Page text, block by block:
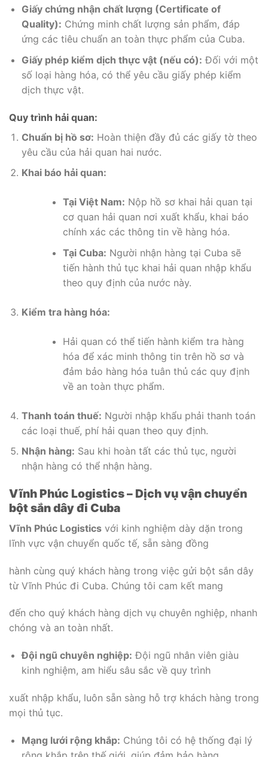
Giấy chứng nhận chất lượng (Certificate of
Quality): Chứng minh chất lượng sản phẩm, đáp
ứng các tiêu chuẩn an toàn thực phẩm của Cuba.
Giấy phép kiểm dịch thực vật (nếu có): Đối với một
số loại hàng hóa, có thể yêu cầu giấy phép kiểm
dịch thực vật.
Quy trình hải quan:
Chuẩn bị hồ sơ: Hoàn thiện đầy đủ các giấy tờ theo
yêu cầu của hải quan hai nước.
Khai báo hải quan:
Tại Việt Nam: Nộp hồ sơ khai hải quan tại
cơ quan hải quan nơi xuất khẩu, khai báo
chính xác các thông tin về hàng hóa.
Tại Cuba: Người nhận hàng tại Cuba sẽ
tiến hành thủ tục khai hải quan nhập khẩu
theo quy định của nước này.
Kiểm tra hàng hóa:
Hải quan có thể tiến hành kiểm tra hàng
hóa để xác minh thông tin trên hồ sơ và
đảm bảo hàng hóa tuân thủ các quy định
về an toàn thực phẩm.
Thanh toán thuế: Người nhập khẩu phải thanh toán
các loại thuế, phí hải quan theo quy định.
Nhận hàng: Sau khi hoàn tất các thủ tục, người
nhận hàng có thể nhận hàng.
Vĩnh Phúc Logistics – Dịch vụ vận chuyển
bột sắn dây đi Cuba
Vĩnh Phúc Logistics với kinh nghiệm dày dặn trong
lĩnh vực vận chuyển quốc tế, sẵn sàng đồng
hành cùng quý khách hàng trong việc gửi bột sắn dây
từ Vĩnh Phúc đi Cuba. Chúng tôi cam kết mang
đến cho quý khách hàng dịch vụ chuyên nghiệp, nhanh
chóng và an toàn nhất.
Đội ngũ chuyên nghiệp: Đội ngũ nhân viên giàu
kinh nghiệm, am hiểu sâu sắc về quy trình
xuất nhập khẩu, luôn sẵn sàng hỗ trợ khách hàng trong
mọi thủ tục.
Mạng lưới rộng khắp: Chúng tôi có hệ thống đại lý